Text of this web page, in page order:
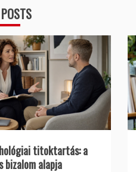
titoktartás: a
bizalom alapja